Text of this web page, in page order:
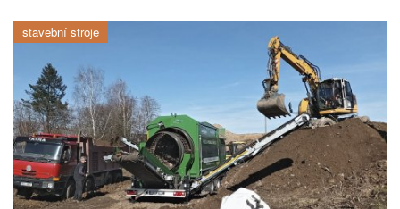
stavební stroje